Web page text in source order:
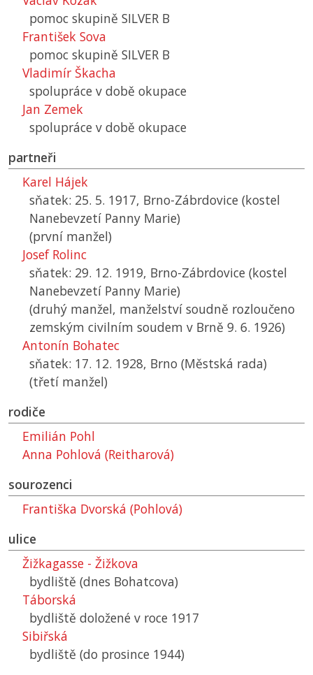
pomoc skupině SILVER B
František Sova
pomoc skupině SILVER B
Vladimír Škacha
spolupráce v době okupace
Jan Zemek
spolupráce v době okupace
partneři
Karel Hájek
sňatek: 25. 5. 1917, Brno-Zábrdovice (kostel
Nanebevzetí Panny Marie)
(první manžel)
Josef Rolinc
sňatek: 29. 12. 1919, Brno-Zábrdovice (kostel
Nanebevzetí Panny Marie)
(druhý manžel, manželství soudně rozloučeno
zemským civilním soudem v Brně 9. 6. 1926)
Antonín Bohatec
sňatek: 17. 12. 1928, Brno (Městská rada)
(třetí manžel)
rodiče
Emilián Pohl
Anna Pohlová (Reitharová)
sourozenci
Františka Dvorská (Pohlová)
ulice
Žižkagasse - Žižkova
bydliště (dnes Bohatcova)
Táborská
bydliště doložené v roce 1917
Sibiřská
bydliště (do prosince 1944)